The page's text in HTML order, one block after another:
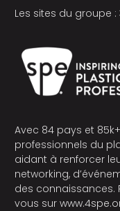
Les sites du groupe :
Avec 84 pays et
professionnels du
aidant à renforcer
networking,
des connaissances.
vous sur